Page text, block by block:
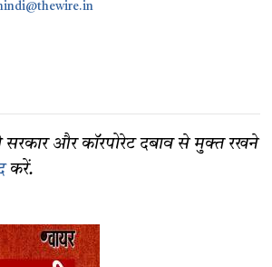
सरकार और कॉरपोरेट दबाव से मुक्त रखने
करें.